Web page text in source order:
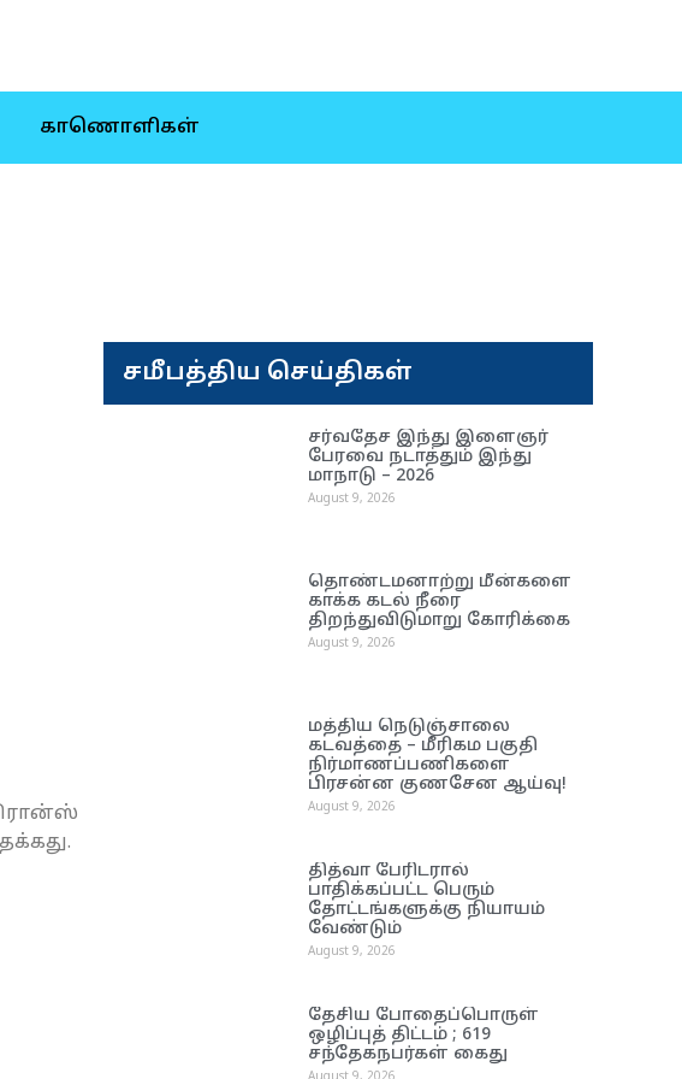
காணொளிகள்
சமீபத்திய செய்திகள்
சர்வதேச இந்து இளைஞர்
பேரவை நடாத்தும் இந்து
மாநாடு – 2026
August 9, 2026
தொண்டமனாற்று மீன்களை
காக்க கடல் நீரை
திறந்துவிடுமாறு கோரிக்கை
August 9, 2026
மத்திய நெடுஞ்சாலை
கடவத்தை – மீரிகம பகுதி
நிர்மாணப்பணிகளை
பிரசன்ன குணசேன ஆய்வு!
August 9, 2026
தித்வா பேரிடரால்
பாதிக்கப்பட்ட பெரும்
தோட்டங்களுக்கு நியாயம்
வேண்டும்
August 9, 2026
தேசிய போதைப்பொருள்
ஒழிப்புத் திட்டம் ; 619
சந்தேகநபர்கள் கைது